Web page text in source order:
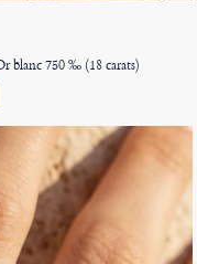
blanc 750 ‰ (18 carats)